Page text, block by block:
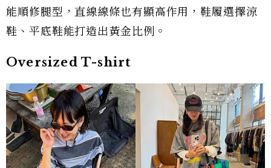
能順修腿型，直線線條也有顯高作用，鞋履選擇涼
鞋、平底鞋能打造出黃金比例。
Oversized T-shirt